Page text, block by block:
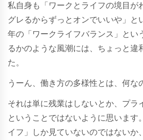
私自身も「ワークとライフの境目が
グレるからずっとオンでいいや」と
年の「ワークライフバランス」とい
るかのような風潮には、ちょっと違
た。
うーん、働き方の多様性とは、何な
それは単に残業はしないとか、プラ
ということではないように思います
イフ」しか見ていないのではないか